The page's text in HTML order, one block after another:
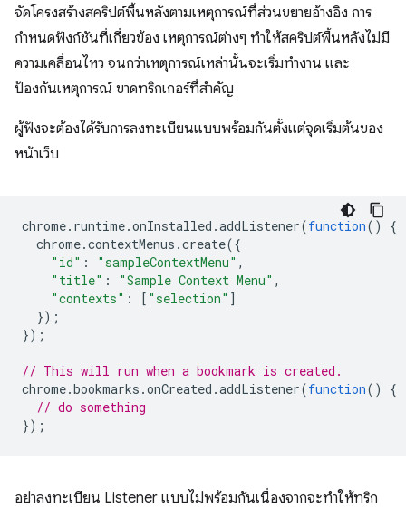
จัดโครงสร้างสคริปต์พื้นหลังตามเหตุการณ์ที่ส่วนขยายอ้างอิง การ
กำหนดฟังก์ชันที่เกี่ยวข้อง เหตุการณ์ต่างๆ ทำให้สคริปต์พื้นหลังไม่มี
ความเคลื่อนไหว จนกว่าเหตุการณ์เหล่านั้นจะเริ่มทำงาน และ
ป้องกันเหตุการณ์ ขาดทริกเกอร์ที่สำคัญ
ผู้ฟังจะต้องได้รับการลงทะเบียนแบบพร้อมกันตั้งแต่จุดเริ่มต้นของ
หน้าเว็บ
chrome. runtime.onInstalled .addListener(function()
{
chrome.contextMenus .create({
"id" : "sampleContextMenu" ,
"title" : "Sample Context Menu" ,
"contexts" : [ "selection" ]
});
});
// This will run when a bookmark is created.
chrome.bookmarks .onCreated .addListener(function()
{
// do something
});
อย่าลงทะเบียน Listener แบบไม่พร้อมกันเนื่องจากจะทำให้ทริก